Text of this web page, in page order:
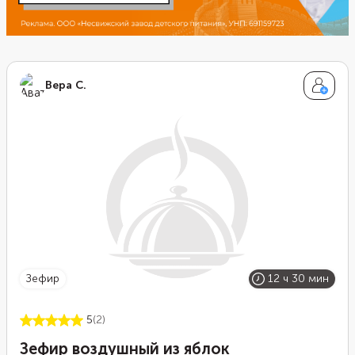
Вера С.
зефир 12 ч 30 мин
5(2)
Зефир воздушный из яблок